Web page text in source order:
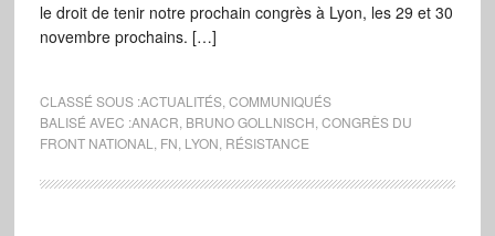
le droit de tenir notre prochain congrès à Lyon, les 29 et 30
novembre prochains. […]
CLASSÉ SOUS :ACTUALITÉS, COMMUNIQUÉS
BALISÉ AVEC :ANACR BRUNO GOLLNISCH CONGRÈS DU
FRONT NATIONAL
FN LYON RÉSISTANCE